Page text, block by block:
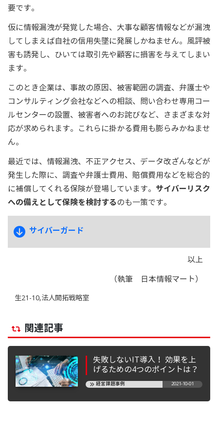
要です。
仮に情報漏洩が発覚した場合、大事な顧客情報などが漏洩
してしまえば自社の信用失墜に発展しかねません。風評被
害も誘発し、ひいては取引先や顧客に損害を与えてしまい
ます。
このとき企業は、事故の原因、被害範囲の調査、弁護士や
コンサルティング会社などへの相談、問い合わせ専用コー
ルセンターの設置、被害者へのお詫びなど、さまざまな対
応が求められます。これらに掛かる費用も膨らみかねませ
ん。
最近では、情報漏洩、不正アクセス、データ改ざんなどが
発生した際に、調査や弁護士費用、賠償費用などを総合的
に補償してくれる保険が登場しています。 サイバーリスク
への備えとして保険を検討する のも一策です。
サイバーガード
以上
（執筆 日本情報マート）
生21-10,法人開拓戦略室
関連記事
失敗しないIT導入！ 効果を上
げるための4つのポイントは？
経営課題事例 2021-10-01